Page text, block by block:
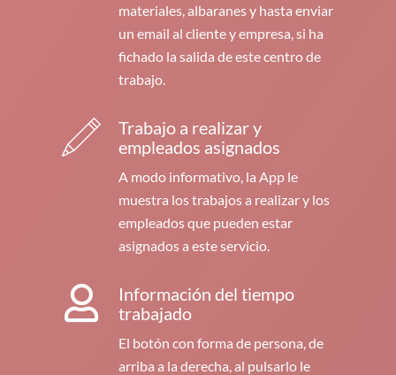
materiales, albaranes y hasta enviar
un email al cliente y empresa, si ha
fichado la salida de este centro de
trabajo.
Trabajo a realizar y
empleados asignados
A modo informativo, la App le
muestra los trabajos a realizar y los
empleados que pueden estar
asignados a este servicio.
Información del tiempo
trabajado
El botón con forma de persona, de
arriba a la derecha, al pulsarlo le